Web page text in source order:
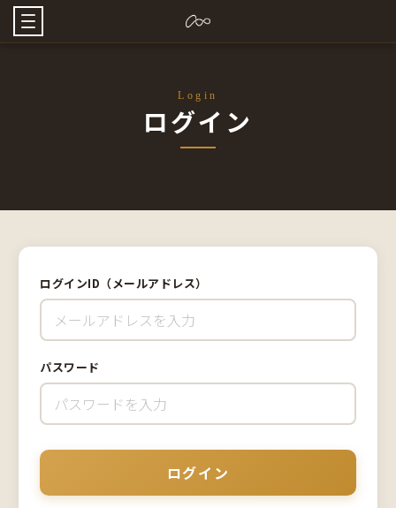
Login
ログイン
ログインID（メールアドレス）
パスワード